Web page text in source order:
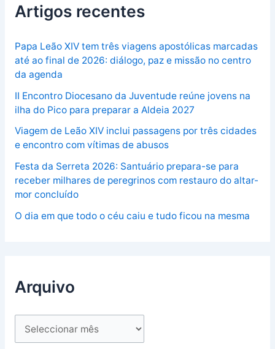
Artigos recentes
Papa Leão XIV tem três viagens apostólicas marcadas
até ao final de 2026: diálogo, paz e missão no centro
da agenda
II Encontro Diocesano da Juventude reúne jovens na
ilha do Pico para preparar a Aldeia 2027
Viagem de Leão XIV inclui passagens por três cidades
e encontro com vítimas de abusos
Festa da Serreta 2026: Santuário prepara-se para
receber milhares de peregrinos com restauro do altar-
mor concluído
O dia em que todo o céu caiu e tudo ficou na mesma
Arquivo